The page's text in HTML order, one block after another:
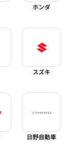
ホンダ
スズキ
日野自動車